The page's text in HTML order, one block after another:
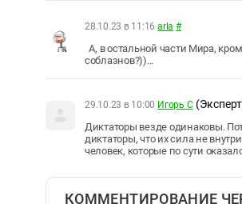
28.10.23 в 11:16 arla #
А, в остальной части Мира,
соблазнов?))...
29.10.23 в 10:00 Игорь С
Диктаторы везде одинаковы.
диктаторы, что их сила не
человек, которые по сути
КОММЕНТИРОВАНИЕ